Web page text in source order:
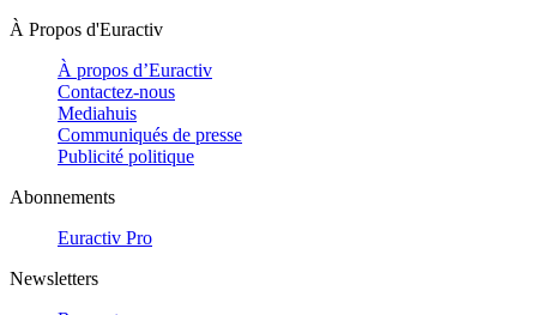
À Propos d'Euractiv
À propos d’Euractiv
Contactez-nous
Mediahuis
Communiqués de presse
Publicité politique
Abonnements
Euractiv Pro
Newsletters